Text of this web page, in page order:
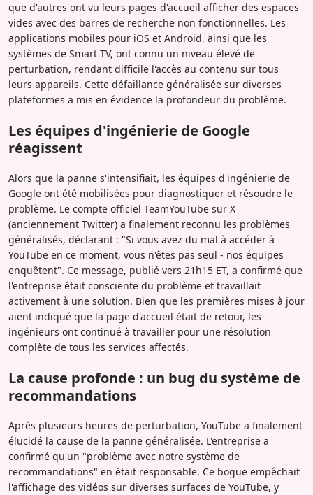
que d'autres ont vu leurs pages d'accueil afficher des espaces
vides avec des barres de recherche non fonctionnelles. Les
applications mobiles pour iOS et Android, ainsi que les
systèmes de Smart TV, ont connu un niveau élevé de
perturbation, rendant difficile l'accès au contenu sur tous
leurs appareils. Cette défaillance généralisée sur diverses
plateformes a mis en évidence la profondeur du problème.
Les équipes d'ingénierie de Google
réagissent
Alors que la panne s'intensifiait, les équipes d'ingénierie de
Google ont été mobilisées pour diagnostiquer et résoudre le
problème. Le compte officiel TeamYouTube sur X
(anciennement Twitter) a finalement reconnu les problèmes
généralisés, déclarant : "Si vous avez du mal à accéder à
YouTube en ce moment, vous n'êtes pas seul - nos équipes
enquêtent". Ce message, publié vers 21h15 ET, a confirmé que
l'entreprise était consciente du problème et travaillait
activement à une solution. Bien que les premières mises à jour
aient indiqué que la page d'accueil était de retour, les
ingénieurs ont continué à travailler pour une résolution
complète de tous les services affectés.
La cause profonde : un bug du système de
recommandations
Après plusieurs heures de perturbation, YouTube a finalement
élucidé la cause de la panne généralisée. L'entreprise a
confirmé qu'un "problème avec notre système de
recommandations" en était responsable. Ce bogue empêchait
l'affichage des vidéos sur diverses surfaces de YouTube, y